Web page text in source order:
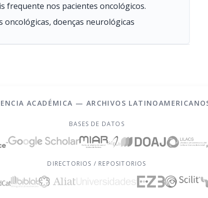
frequente nos pacientes oncológicos.
doenças neurológicas
ACADÉMICA — ARCHIVOS
BASES DE DATOS
DIRECTORIOS / REPOSITORIOS